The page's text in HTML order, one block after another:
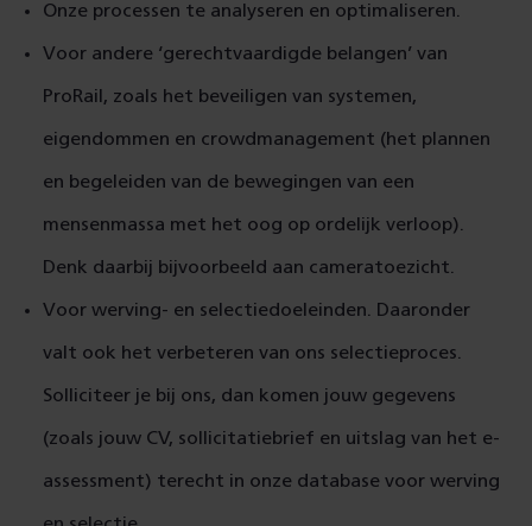
Onze processen te analyseren en optimaliseren.
Voor andere ‘gerechtvaardigde belangen’ van
ProRail, zoals het beveiligen van systemen,
eigendommen en crowdmanagement (het plannen
en begeleiden van de bewegingen van een
mensenmassa met het oog op ordelijk verloop).
Denk daarbij bijvoorbeeld aan cameratoezicht.
Voor werving- en selectiedoeleinden. Daaronder
valt ook het verbeteren van ons selectieproces.
Solliciteer je bij ons, dan komen jouw gegevens
(zoals jouw CV, sollicitatiebrief en uitslag van het e-
assessment) terecht in onze database voor werving